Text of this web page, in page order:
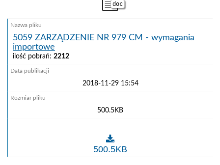
doc
5059 ZARZĄDZENIE NR 979 CM - wymagania
importowe
ilość pobrań: 2212
2018-11-29 15:54
500.5KB
5059 ZARZĄDZENIE NR 979 CM - wymagania
500.5KB